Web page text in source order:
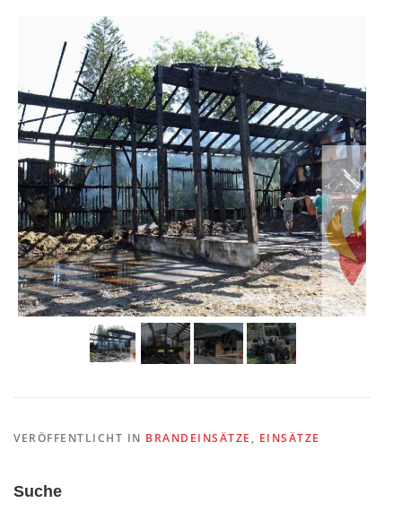
VERÖFFENTLICHT IN BRANDEINSÄTZE , EINSÄTZE
Suche